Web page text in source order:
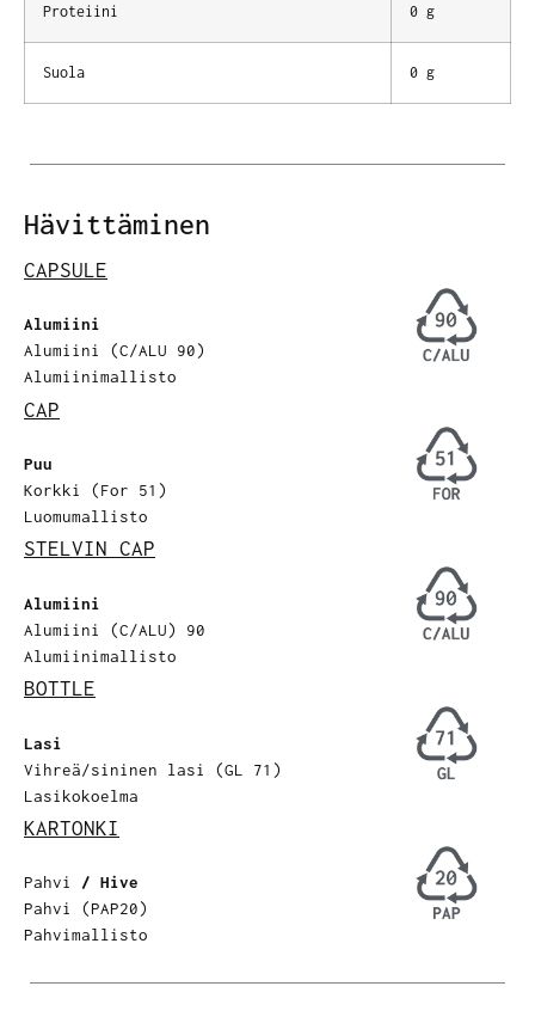
Proteiini 0 g
Suola 0 g
Hävittäminen
CAPSULE
Alumiini
Alumiini (C/ALU 90)
Alumiinimallisto
CAP
Puu
Korkki (For 51)
Luomumallisto
STELVIN CAP
Alumiini
Alumiini (C/ALU) 90
Alumiinimallisto
BOTTLE
Lasi
Vihreä/sininen lasi (GL 71)
Lasikokoelma
KARTONKI
Pahvi / Hive
Pahvi (PAP20)
Pahvimallisto